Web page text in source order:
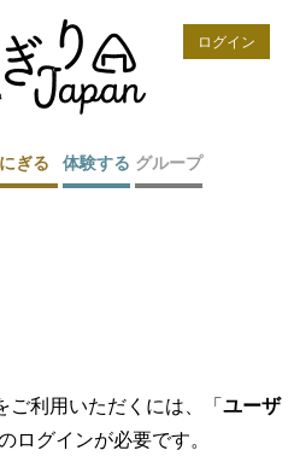
ログイン
にぎる 体験する グループ
ご利用いただくには、「ユーザ
ログインが必要です。